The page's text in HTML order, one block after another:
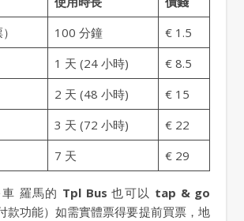
100 分鐘
€ 1.5
1 天 (24 小時)
€ 8.5
2 天 (48 小時)
€ 15
3 天 (72 小時)
€ 22
7 天 € 29
羅馬的 Tpl Bus 也可以 tap & go
款功能）如需實體票得要提前買票，地